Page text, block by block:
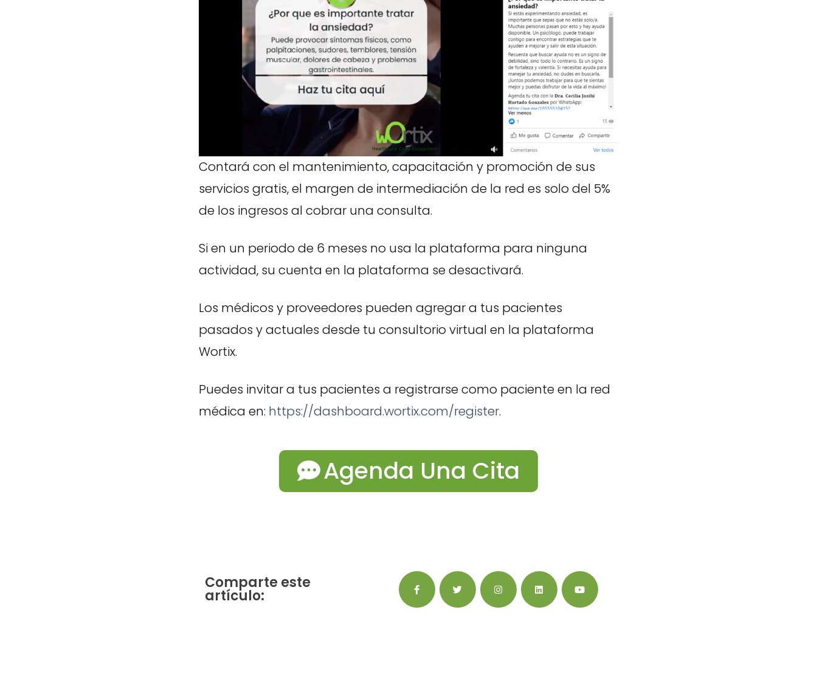
Contará con el mantenimiento, capacitación y promoción de sus
servicios gratis, el margen de intermediación de la red es solo del 5%
de los ingresos al cobrar una consulta.
Si en un periodo de 6 meses no usa la plataforma para ninguna
actividad, su cuenta en la plataforma se desactivará.
Los médicos y proveedores pueden agregar a tus pacientes
pasados y actuales desde tu consultorio virtual en la plataforma
Wortix.
Puedes invitar a tus pacientes a registrarse como paciente en la red
médica en: https://dashboard.wortix.com/register.
Agenda Una Cita
Comparte este
artículo: